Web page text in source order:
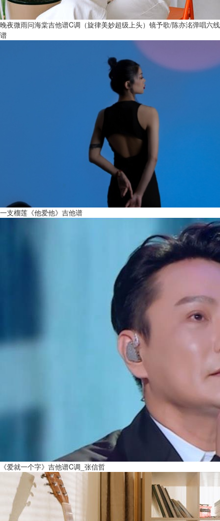
晚夜微雨问海棠吉他谱C调（旋律美妙超级上头）镜予歌/陈亦洺弹唱六线
谱
一支榴莲《他爱他》吉他谱
《爱就一个字》吉他谱C调_张信哲